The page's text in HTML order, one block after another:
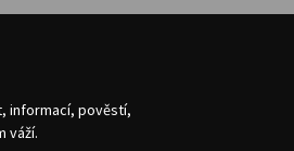
informací, pověstí,
váží.